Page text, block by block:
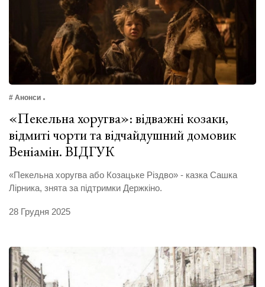
# Анонси
«Пекельна хоругва»: відважні козаки,
відмиті чорти та відчайдушний домовик
Веніамін. ВІДГУК
«Пекельна хоругва або Козацьке Різдво» - казка Сашка
Лірника, знята за підтримки Держкіно.
28 Грудня 2025